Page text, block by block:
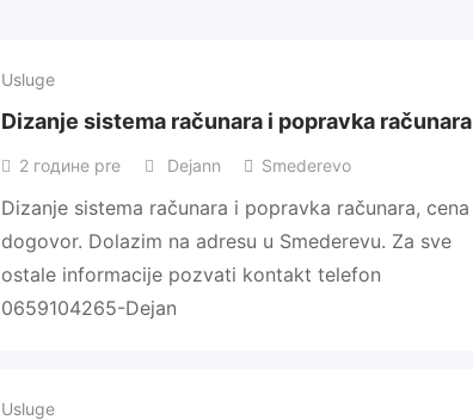
Usluge
Dizanje sistema računara i popravka računara
2 године pre Dejann Smederevo
Dizanje sistema računara i popravka računara, cena
dogovor. Dolazim na adresu u Smederevu. Za sve
ostale informacije pozvati kontakt telefon
0659104265-Dejan
Usluge